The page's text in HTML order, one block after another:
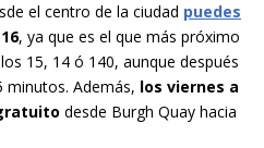
el centro de la ciudad puedes
, ya que es el que más próximo
15, 14 ó 140, aunque después
minutos. Además, los viernes a
desde Burgh Quay hacia